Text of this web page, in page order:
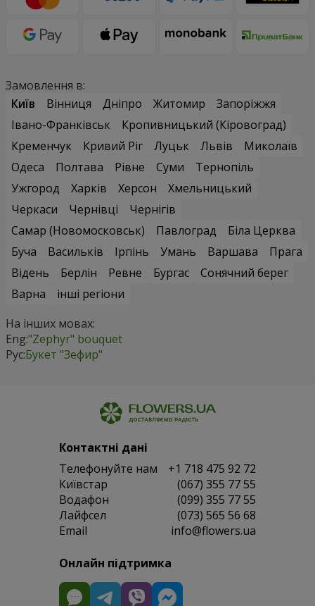
Замовлення в:
Київ
Вінниця Дніпро Житомир
Запоріжжя
Івано-Франківськ
Кропивницький (Кіровоград)
Кременчук
Кривий Ріг Луцьк Львів
Миколаїв
Одеса
Полтава Рівне Суми
Тернопіль
Ужгород
Харків Херсон
Хмельницький
Черкаси
Чернівці
Чернігів
Самар (Новомосковськ)
Павлоград
Біла Церква
Буча
Васильків Ірпінь Умань Варшава
Прага
Відень
Берлін Ревне Бургас
Сонячний берег
Варна
інші регіони
На інших мовах:
Eng:"Zephyr" bouquet
Рус:Букет "Зефир"
Контактні дані
Телефонуйте нам
+1 718 475 92 72
Київстар
(067) 355 77 55
Водафон
(099) 355 77 55
Лайфсел
(073) 565 56 68
Email
info@flowers.ua
Онлайн підтримка